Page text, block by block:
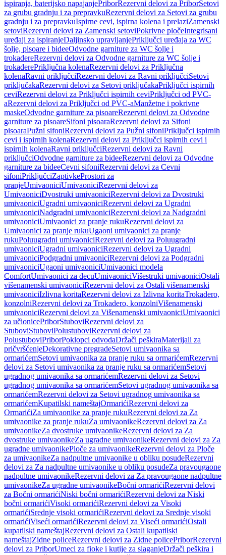
ispiranja, baterijsko napajanjePriborRezervni delovi za PriborSetovi
za grubu gradnju i za prepravkuRezervni delovi za Setovi za grubu
gradnju i za prepravkuIspirne cevi, ispirna kolena i prelaziZamenski
setoviRezervni delovi za Zamenski setoviPokrivne pločeIntegrisani
uređaji za ispiranjeDaljinsko upravljanjePriključci uređaja za WC
šolje, pisoare i bideeOdvodne garniture za WC šolje i
trokadereRezervni delovi za Odvodne garniture za WC šolje i
trokaderePriključna kolenaRezervni delovi za Priključna
kolenaRavni priključciRezervni delovi za Ravni priključciSetovi
priključakaRezervni delovi za Setovi priključakaPriključci ispirnih
ceviRezervni delovi za Priključci ispirnih ceviPriključci od PVC-
aRezervni delovi za Priključci od PVC-aManžetne i pokrivne
maskeOdvodne garniture za pisoareRezervni delovi za Odvodne
garniture za pisoareSifoni pisoaraRezervni delovi za Sifoni
pisoaraPužni sifoniRezervni delovi za Pužni sifoniPriključci ispirnih
cevi i ispirnih kolenaRezervni delovi za Priključci ispirnih cevi i
ispirnih kolenaRavni priključciRezervni delovi za Ravni
priključciOdvodne garniture za bideeRezervni delovi za Odvodne
garniture za bideeCevni sifoniRezervni delovi za Cevni
sifoniPriključciZaptivkeProstori za
pranjeUmivaoniciUmivaoniciRezervni delovi za
UmivaoniciDvostruki umivaoniciRezervni delovi za Dvostruki
umivaoniciUgradni umivaoniciRezervni delovi za Ugradni
umivaoniciNadgradni umivaoniciRezervni delovi za Nadgradni
umivaoniciUmivaonici za pranje rukuRezervni delovi za
Umivaonici za pranje rukuUgaoni umivaonici za pranje
rukuPoluugradni umivaoniciRezervni delovi za Poluugradni
umivaoniciUgradni umivaoniciRezervni delovi za Ugradni
umivaoniciPodgradni umivaoniciRezervni delovi za Podgradni
umivaoniciUgaoni umivaoniciUmivaonici modela
ComfortUmivaonici za decuUmivaoniciVišestruki umivaoniciOstali
višenamenski umivaoniciRezervni delovi za Ostali višenamenski
umivaoniciIzlivna koritaRezervni delovi za Izlivna koritaTrokadero,
konzolniRezervni delovi za Trokadero, konzolniVišenamenski
umivaoniciRezervni delovi za Višenamenski umivaoniciUmivaonici
za učionicePriborStuboviRezervni delovi za
StuboviStuboviPolustuboviRezervni delovi za
PolustuboviPriborPoklopci odvodaDržači peškiraMaterijali za
pričvršćenjeDekorativne pregradeSetovi umivaonika sa
ormarićemSetovi umivaonika za pranje ruku sa ormarićemRezervni
delovi za Setovi umivaonika za pranje ruku sa ormarićemSetovi
ugradnog umivaonika sa ormarićemRezervni delovi za Setovi
ugradnog umivaonika sa ormarićemSetovi ugradnog umivaonika sa
ormarićemRezervni delovi za Setovi ugradnog umivaonika sa
ormarićemKupatilski nameštajOrmarićiRezervni delovi za
OrmarićiZa umivaonike za pranje rukuRezervni delovi za Za
umivaonike za pranje rukuZa umivaonikeRezervni delovi za Za
umivaonikeZa dvostruke umivaonikeRezervni delovi za Za
dvostruke umivaonikeZa ugradne umivaonikeRezervni delovi za Za
ugradne umivaonikePloče za umivaonikeRezervni delovi za Ploče
za umivaonikeZa nadpultne umivaonike u obliku posudeRezervni
delovi za Za nadpultne umivaonike u obliku posudeZa pravougaone
nadpultne umivaonikeRezervni delovi za Za pravougaone nadpultne
umivaonikeZa ugradne umivaonikeBočni ormarićiRezervni delovi
za Bočni ormarićiNiski bočni ormarićiRezervni delovi za Niski
bočni ormarićiVisoki ormarićiRezervni delovi za Visoki
ormarićiSrednje visoki ormarićiRezervni delovi za Srednje visoki
ormarićiViseći ormarićiRezervni delovi za Viseći ormarićiOstali
kupatilski nameštajRezervni delovi za Ostali kupatilski
nameštajZidne policeRezervni delovi za Zidne policePriborRezervni
delovi za PriborUmeci za fioke i kutije za slaganjeDržači peškira i